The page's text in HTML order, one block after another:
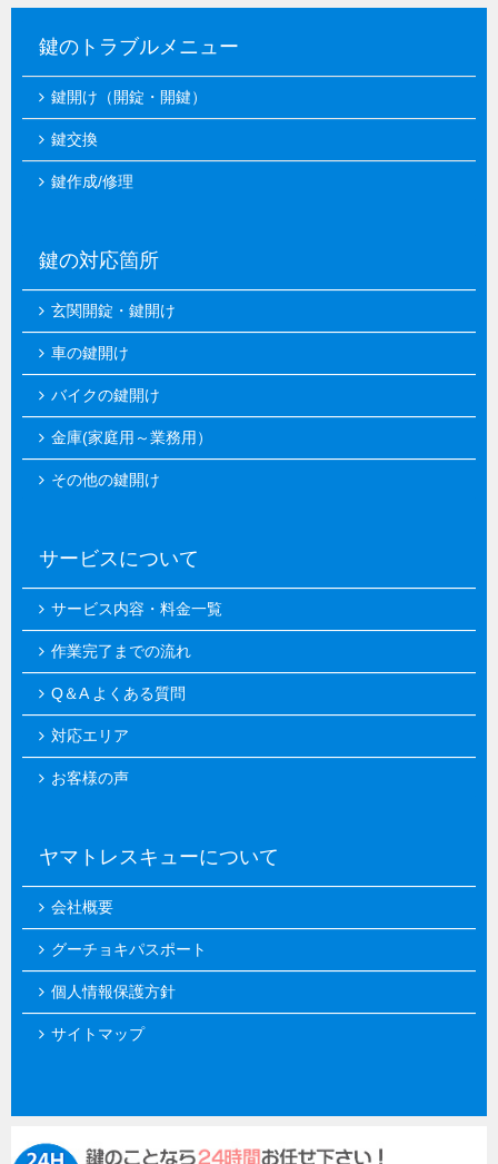
鍵のトラブルメニュー
鍵開け（開錠・開鍵）
鍵交換
鍵作成/修理
鍵の対応箇所
玄関開錠・鍵開け
車の鍵開け
バイクの鍵開け
金庫(家庭用～業務用）
その他の鍵開け
サービスについて
サービス内容・料金一覧
作業完了までの流れ
Q＆A よくある質問
対応エリア
お客様の声
ヤマトレスキューについて
会社概要
グーチョキパスポート
個人情報保護方針
サイトマップ